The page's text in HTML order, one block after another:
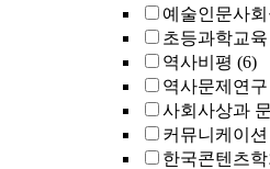
예술인문사
초등과학교육
역사비평 (6)
역사문제연구
사회사상과
커뮤니케이
한국콘텐츠학